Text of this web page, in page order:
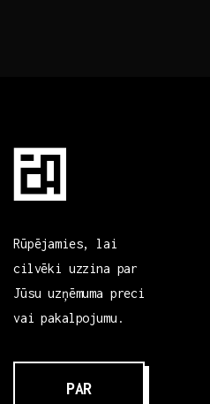
Rūpējamies, lai
cilvēki uzzina par
Jūsu uzņēmuma preci
vai pakalpojumu.
PAR